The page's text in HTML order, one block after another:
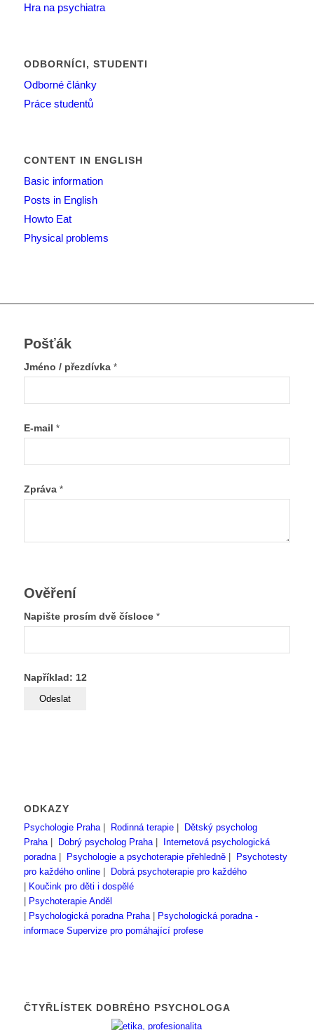
Hra na psychiatra
ODBORNÍCI, STUDENTI
Odborné články
Práce studentů
CONTENT IN ENGLISH
Basic information
Posts in English
Howto Eat
Physical problems
Pošťák
Jméno / přezdívka *
E-mail *
Zpráva *
Ověření
Napište prosím dvě čísloce *
Například: 12
ODKAZY
Psychologie Praha| Rodinná terapie|
Dětský psycholog
Praha| Dobrý psycholog Praha|
Internetová psychologická
poradna| Psychologie a psychoterapie přehledně|
Psychotesty
pro každého online|
Dobrá psychoterapie pro každého
Koučink pro děti i dospělé
Psychoterapie Anděl
Psychologická poradna Praha|
Psychologická poradna -
informace Supervize pro pomáhající profese
ČTYŘLÍSTEK DOBRÉHO PSYCHOLOGA